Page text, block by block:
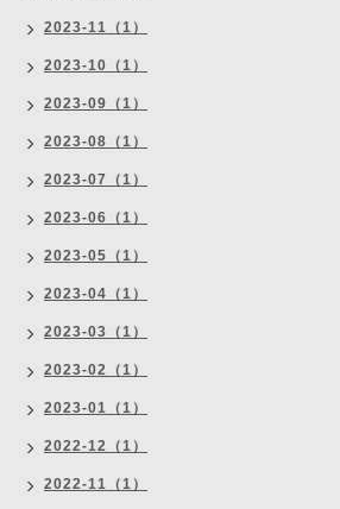
2023-11（1）
2023-10（1）
2023-09（1）
2023-08（1）
2023-07（1）
2023-06（1）
2023-05（1）
2023-04（1）
2023-03（1）
2023-02（1）
2023-01（1）
2022-12（1）
2022-11（1）